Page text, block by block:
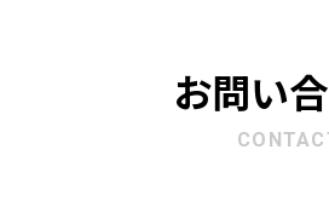
お問い